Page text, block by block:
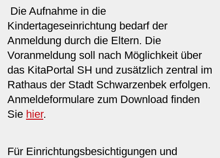
Die Aufnahme in die
Kindertageseinrichtung bedarf der
Anmeldung durch die Eltern. Die
Voranmeldung soll nach Möglichkeit über
das KitaPortal SH und zusätzlich zentral im
Rathaus der Stadt Schwarzenbek erfolgen.
Anmeldeformulare zum Download finden
Sie hier.
Für Einrichtungsbesichtigungen und